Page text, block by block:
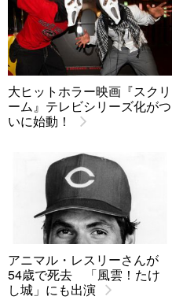
大ヒットホラー映画『スクリ
ーム』テレビシリーズ化がつ
いに始動！
アニマル・レスリーさんが
54歳で死去 「風雲！たけ
し城」にも出演